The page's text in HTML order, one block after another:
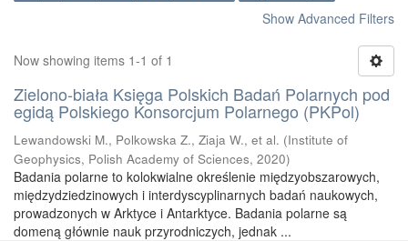
Show Advanced Filters
Now showing items 1-1 of 1
Zielono-biała Księga Polskich Badań Polarnych pod
egidą Polskiego Konsorcjum Polarnego (PKPol)
Lewandowski M., Polkowska Z., Ziaja W., et al. (Institute of
Geophysics, Polish Academy of Sciences, 2020)
Badania polarne to kolokwialne określenie międzyobszarowych,
międzydziedzinowych i interdyscyplinarnych badań naukowych,
prowadzonych w Arktyce i Antarktyce. Badania polarne są
domeną głównie nauk przyrodniczych, jednak ...